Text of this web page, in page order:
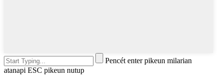
Pencét enter pikeun milarian
atanapi ESC pikeun nutup